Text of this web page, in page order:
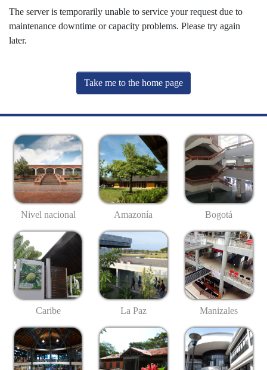
The server is temporarily unable to service your request due to
maintenance downtime or capacity problems. Please try again
later.
Take me to the home page
Nivel nacional Amazonía Bogotá
Caribe La Paz Manizales